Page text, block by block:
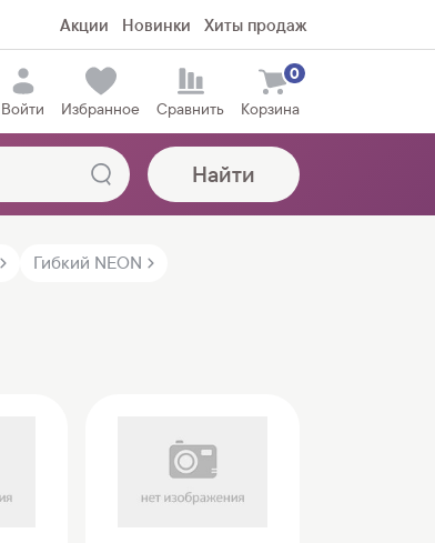
Акции Новинки Хиты продаж
Войти Избранное Сравнить Корзина
0
Найти
Гибкий NEON